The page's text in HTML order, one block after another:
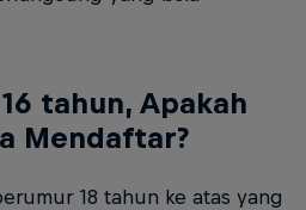
tahun, Apakah
Mendaftar?
18 tahun ke atas yang